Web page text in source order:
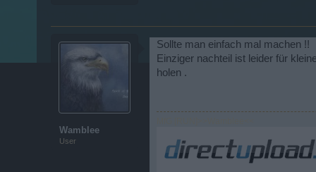
Wamblee
User
Sollte man einfach mal machen !!
Einziger nachteil ist leider für
holen .